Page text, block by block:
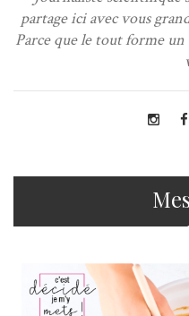
partage ici avec vous
Parce que le tout forme un